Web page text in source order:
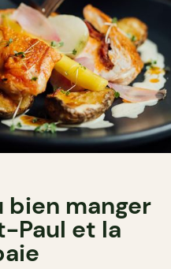
bien manger
Paul et la